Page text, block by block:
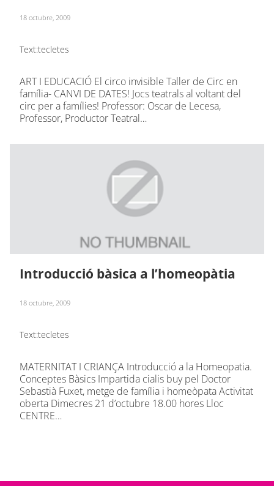
18 octubre, 2009
Text:tecletes
ART I EDUCACIÓ El circo invisible Taller de Circ en
família- CANVI DE DATES! Jocs teatrals al voltant del
circ per a famílies! Professor: Oscar de Lecesa,
Professor, Productor Teatral…
Introducció bàsica a l’homeopàtia
18 octubre, 2009
Text:tecletes
MATERNITAT I CRIANÇA Introducció a la Homeopatia.
Conceptes Bàsics Impartida cialis buy pel Doctor
Sebastià Fuxet, metge de família i homeòpata Activitat
oberta Dimecres 21 d’octubre 18.00 hores Lloc
CENTRE…